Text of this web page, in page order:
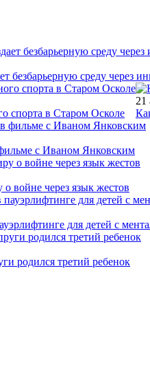
среду через
спорта в Старом Осколе
21
с Иваном Янковским
войне через язык жестов
для детей с
родился третий ребенок